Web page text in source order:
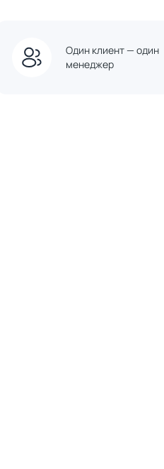
Один клиент — один
менеджер